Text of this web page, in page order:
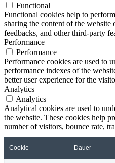
Functional
Functional cookies help to
sharing the content of the
feedbacks, and other third-party
Performance
Performance
Performance cookies are used to
performance indexes of the
better user experience for the
Analytics
Analytics
Analytical cookies are used to
the website. These cookies help
number of visitors, bounce rate,
Cookie Dauer